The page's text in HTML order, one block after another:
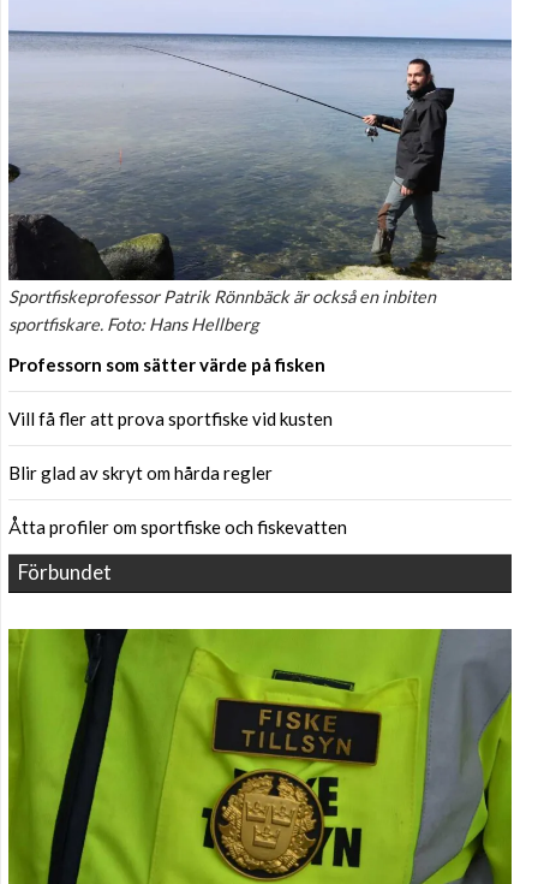
Sportfiskeprofessor Patrik Rönnbäck är också en inbiten
sportfiskare. Foto: Hans Hellberg
Professorn som sätter värde på fisken
Vill få fler att prova sportfiske vid kusten
Blir glad av skryt om hårda regler
Åtta profiler om sportfiske och fiskevatten
Förbundet